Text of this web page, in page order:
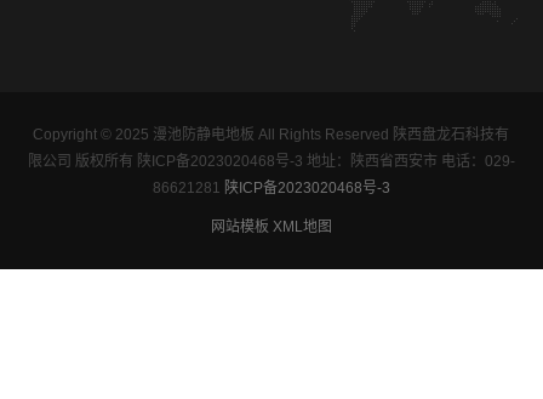
Copyright © 2025 漫池防静电地板 All Rights Reserved 陕西盘龙石科技有
限公司 版权所有 陕ICP备2023020468号-3 地址：陕西省西安市 电话：029-
86621281 陕ICP备2023020468号-3
网站模板 XML地图